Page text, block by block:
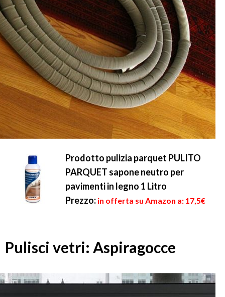
Prodotto pulizia parquet PULITO
PARQUET sapone neutro per
pavimenti in legno 1 Litro
Prezzo: in offerta su Amazon a: 17,5€
Pulisci vetri: Aspiragocce